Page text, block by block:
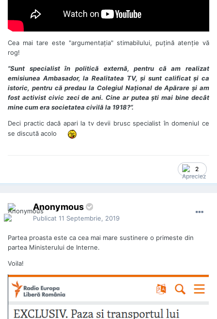
asociației lui Cumpănașu. În realitate, Ministerul
de pe alte site-uri, inclusiv de pe site-ul Jandarmeriei
Române.
Cea mai tare este "argumentaţia" stimabilului, puţină atenţie vă
rog!
”Sunt specialist în politică externă, pentru că am realizat
emisiunea Ambasador, la Realitatea TV, și sunt calificat și ca
istoric, pentru că predau la Colegiul Național de Apărare și am
fost activist civic zeci de ani. Cine ar putea ști mai bine decât
mine cum era societatea civilă la 1918?”.
Deci practic dacă apari la tv devii brusc specialist în domeniul ce
se discută acolo
2
Anonymous
Publicat 11 Septembrie, 2019
Partea proasta este ca cea mai mare sustinere o primeste din
partea Ministerului de Interne.
Voila!